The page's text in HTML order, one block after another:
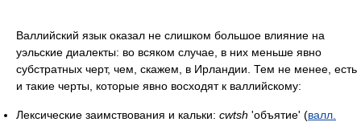
Валлийский язык оказал не слишком большое влияние на
уэльские диалекты: во всяком случае, в них меньше явно
субстратных черт, чем, скажем, в Ирландии. Тем не менее, есть
и такие черты, которые явно восходят к валлийскому:
Лексические заимствования и кальки: cwtsh 'объятие' (валл.